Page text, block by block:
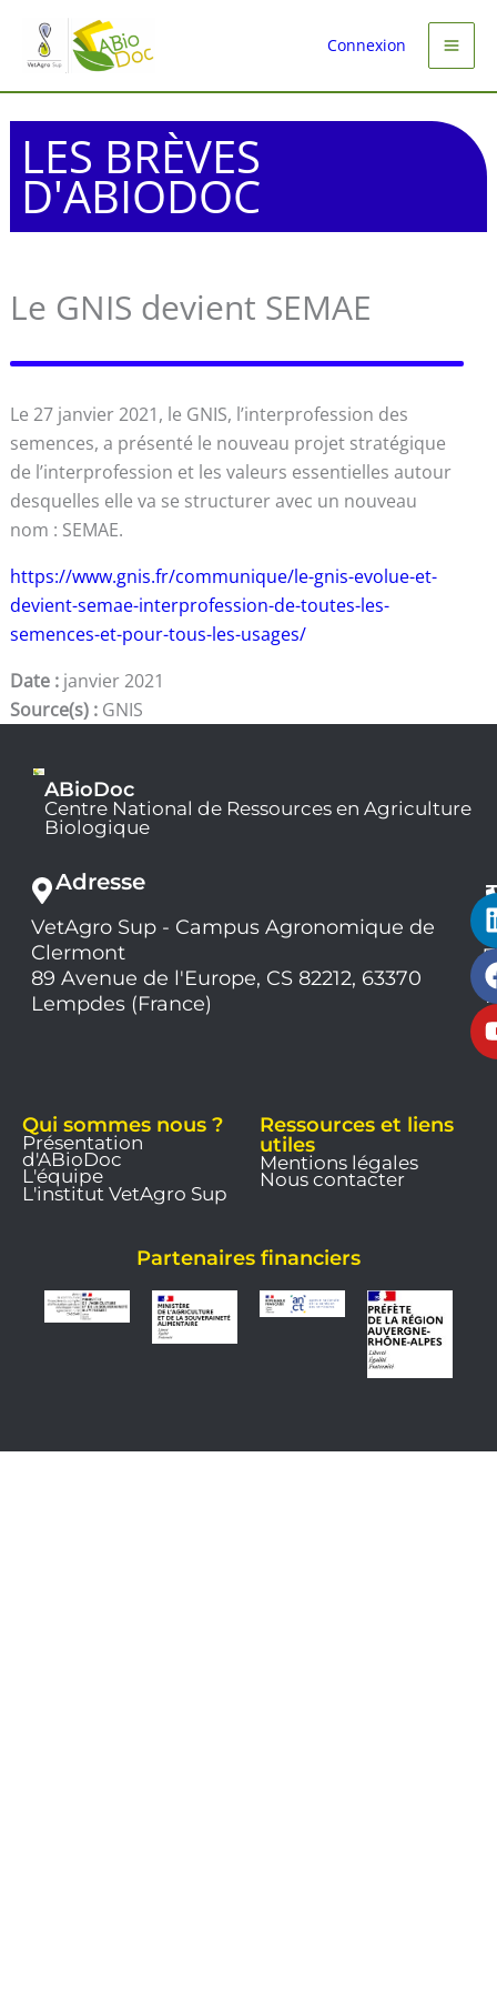
contenu
Connexion
LES BRÈVES
D'ABIODOC
Le GNIS devient SEMAE
Le 27 janvier 2021, le GNIS, l’interprofession des
semences, a présenté le nouveau projet stratégique
de l’interprofession et les valeurs essentielles autour
desquelles elle va se structurer avec un nouveau
nom : SEMAE.
https://www.gnis.fr/communique/le-gnis-evolue-et-
devient-semae-interprofession-de-toutes-les-
semences-et-pour-tous-les-usages/
Date : janvier 2021
Source(s) : GNIS
ABioDoc
Centre National de Ressources en Agriculture
Biologique
Adresse
VetAgro Sup - Campus Agronomique de
Clermont
89 Avenue de l'Europe, CS 82212, 63370
Lempdes (France)
Qui sommes nous ?
Présentation
d'ABioDoc
L'équipe
L'institut VetAgro Sup
Ressources et liens
utiles
Mentions légales
Nous contacter
Partenaires financiers